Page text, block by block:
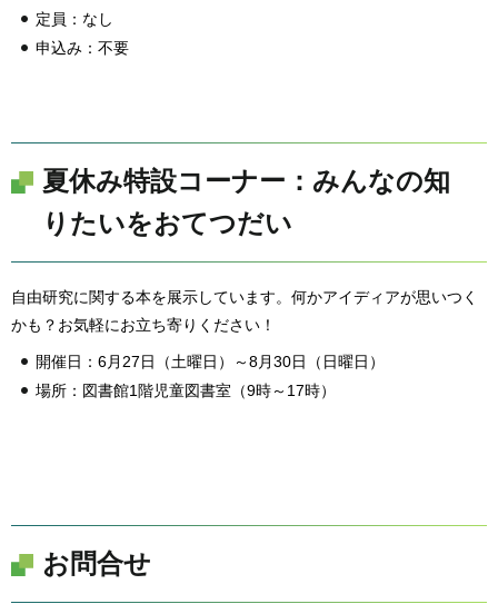
定員：なし
申込み：不要
夏休み特設コーナー：みんなの知
りたいをおてつだい
自由研究に関する本を展示しています。何かアイディアが思いつく
かも？お気軽にお立ち寄りください！
開催日：6月27日（土曜日）～8月30日（日曜日）
場所：図書館1階児童図書室（9時～17時）
お問合せ